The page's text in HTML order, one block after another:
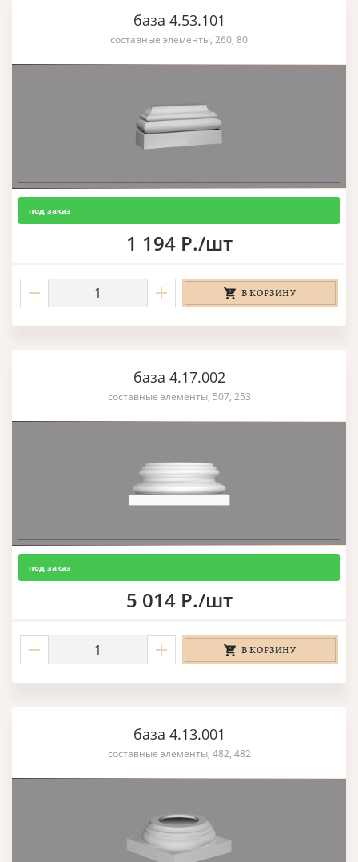
база 4.53.101
составные элементы, 260, 80
под заказ
1 194 Р./шт
В КОРЗИНУ
база 4.17.002
составные элементы, 507, 253
под заказ
5 014 Р./шт
В КОРЗИНУ
база 4.13.001
составные элементы, 482, 482